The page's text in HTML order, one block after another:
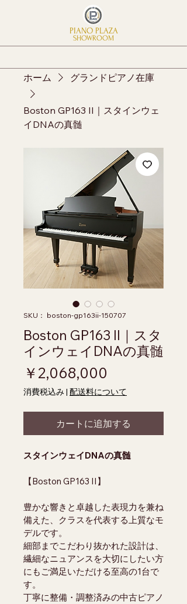
SHOWROOM
PIANO PLAZA
ホーム グランドピアノ在庫
Boston GP163 II｜スタインウェ
イDNAの真髄
SKU： boston-gp163ii-150707
Boston GP163 II｜スタ
インウェイDNAの真髄
￥2,068,000
消費税込み | 配送料について
カートに追加する
スタインウェイDNAの真髄
【Boston GP163 II】
豊かな響きと卓越した表現力を兼ね
備えた、クラスを代表する上質なモ
デルです。
細部までこだわり抜かれた設計は、
繊細なニュアンスを大切にしたい方
にもご満足いただける至高の1台で
す。
丁寧に整備・調整済みの中古ピアノ